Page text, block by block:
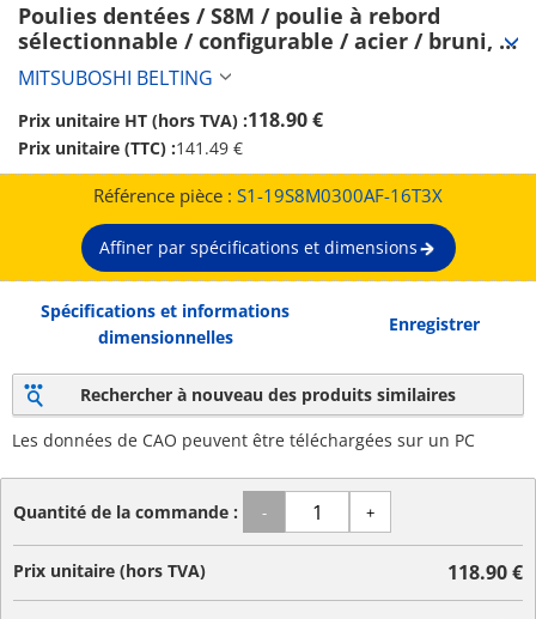
Poulies dentées / S8M / poulie à rebord
sélectionnable / configurable / acier / bruni,
nickelé chimiquement / S8M0300 (S1-
19S8M0300AF-16T3X)
MITSUBOSHI BELTING
Prix unitaire HT (hors TVA) :118.90 €
Prix unitaire (TTC) :141.49 €
Référence pièce : S1-19S8M0300AF-16T3X
Affiner par spécifications et dimensions
Spécifications et informations
dimensionnelles
Enregistrer
Rechercher à nouveau des produits similaires
Les données de CAO peuvent être téléchargées sur un PC
Quantité de la commande : - +
Prix unitaire (hors TVA) 118.90 €